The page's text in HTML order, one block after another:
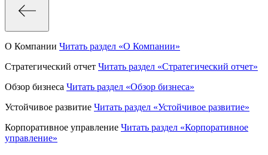
О Компании Читать раздел «О Компании»
Стратегический отчет Читать раздел «Стратегический отчет»
Обзор бизнеса Читать раздел «Обзор бизнеса»
Устойчивое развитие Читать раздел «Устойчивое развитие»
Корпоративное управление Читать раздел «Корпоративное
управление»